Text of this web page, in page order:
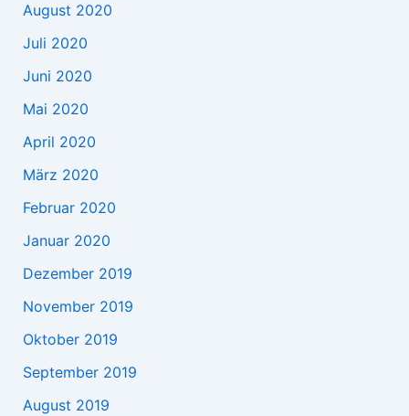
August 2020
Juli 2020
Juni 2020
Mai 2020
April 2020
März 2020
Februar 2020
Januar 2020
Dezember 2019
November 2019
Oktober 2019
September 2019
August 2019